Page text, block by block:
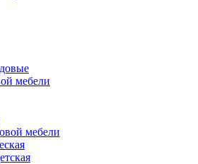
мебели
мебели